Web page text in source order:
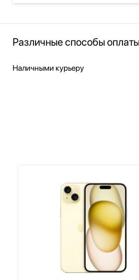
Различные способы
Наличными курьеру